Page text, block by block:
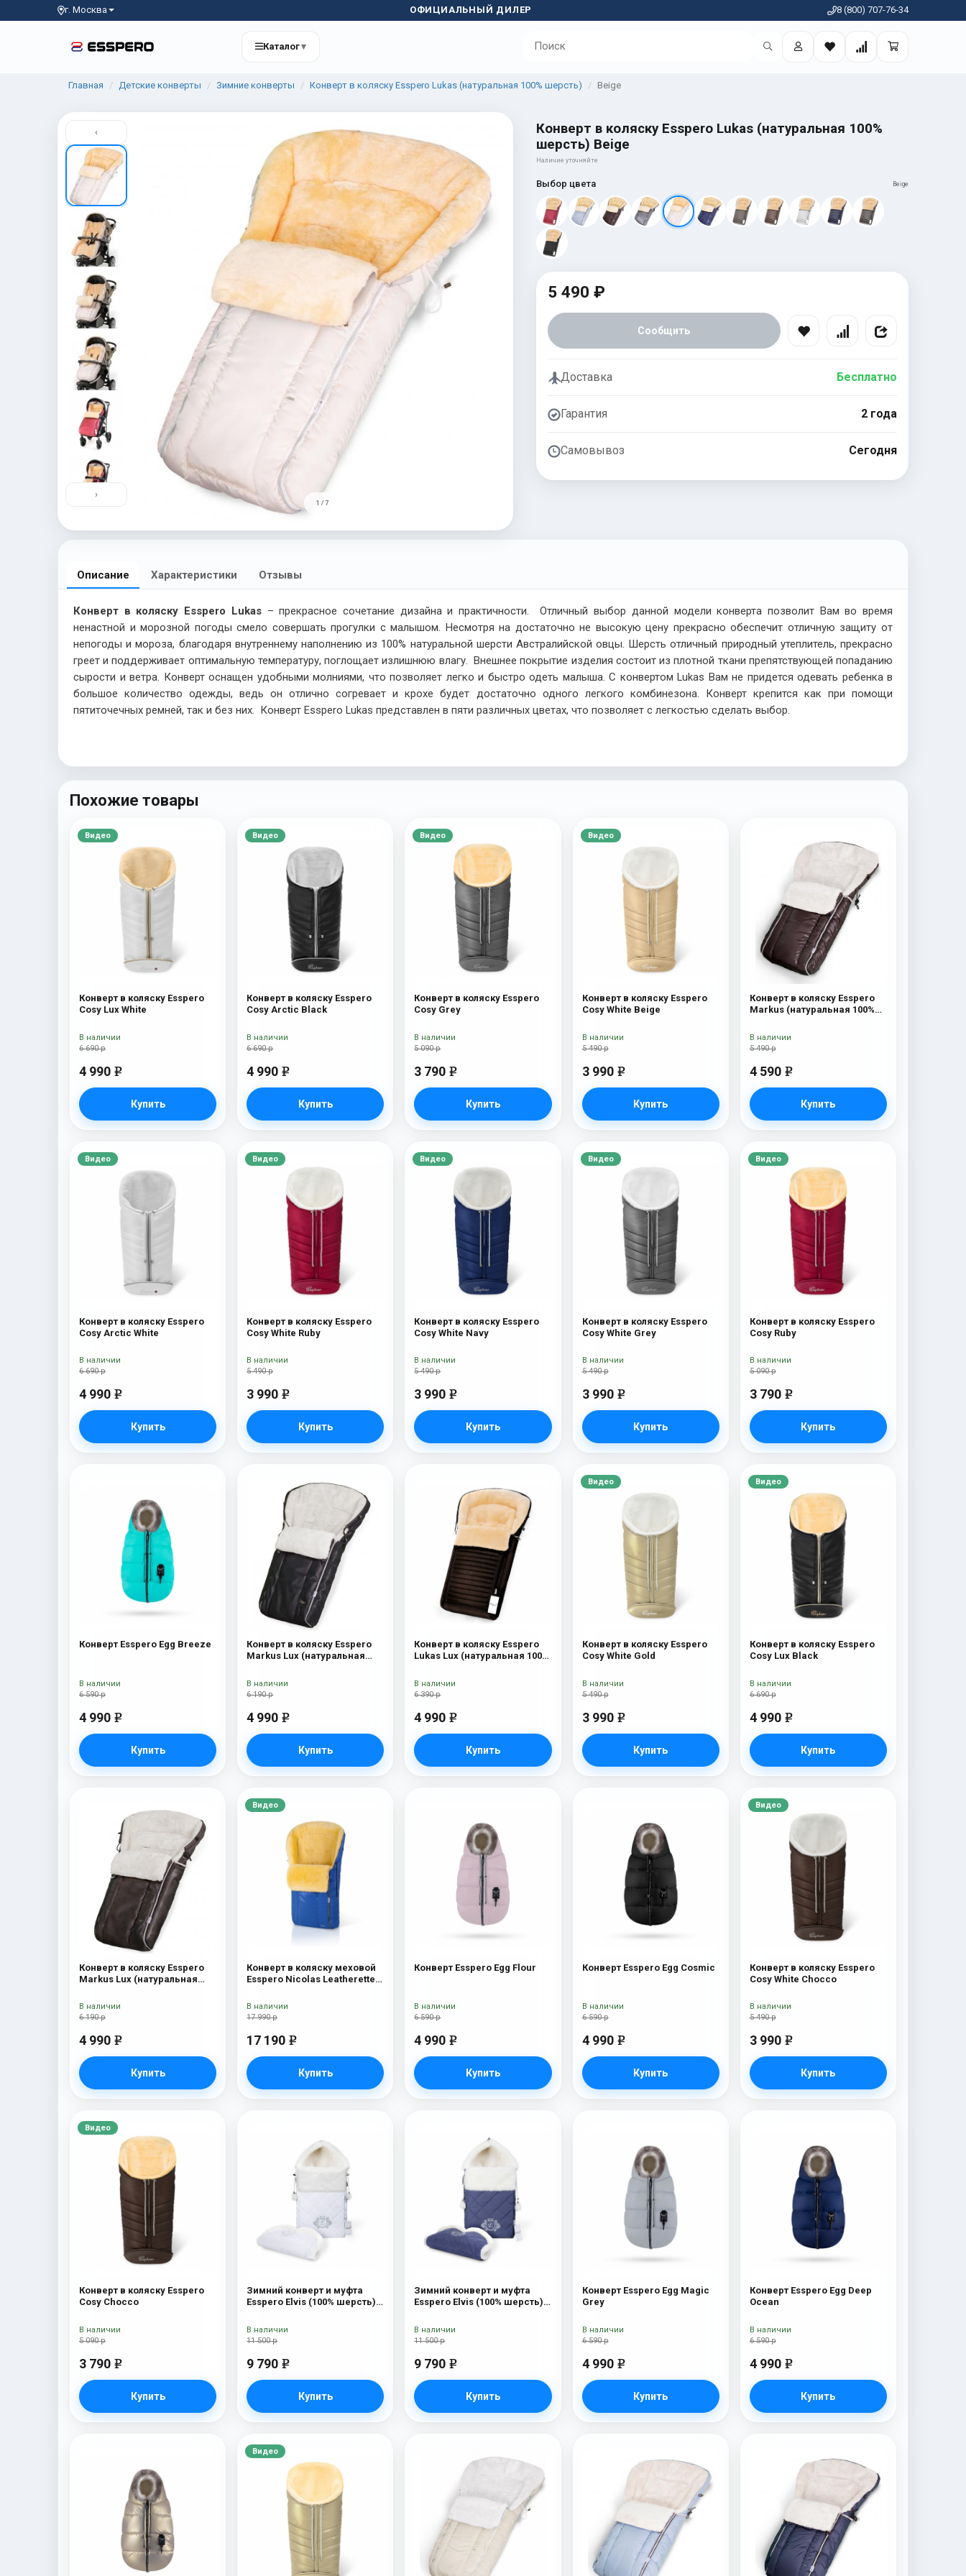
г. Москва ОФИЦИАЛЬНЫЙ ДИЛЕР 8 (800) 707-76-34
Каталог▾
Главная Детские конверты Зимние конверты Конверт в коляску Esspero Lukas (натуральная 100% шерсть) Beige
‹
›
1 / 7
Конверт в коляску Esspero Lukas (натуральная 100%
шерсть) Beige
Наличие уточняйте
Выбор цвета Beige
5 490 ₽
Сообщить
Доставка Бесплатно
Гарантия 2 года
Самовывоз Сегодня
Описание Характеристики Отзывы
Конверт в коляску Esspero Lukas– прекрасное сочетание дизайна и практичности. Отличный выбор данной модели конверта позволит Вам во время
ненастной и морозной погоды смело совершать прогулки с малышом. Несмотря на достаточно не высокую цену прекрасно обеспечит отличную защиту от
непогоды и мороза, благодаря внутреннему наполнению из 100% натуральной шерсти Австралийской овцы. Шерсть отличный природный утеплитель, прекрасно
греет и поддерживает оптимальную температуру, поглощает излишнюю влагу. Внешнее покрытие изделия состоит из плотной ткани препятствующей попаданию
сырости и ветра. Конверт оснащен удобными молниями, что позволяет легко и быстро одеть малыша. С конвертом Lukas Вам не придется одевать ребенка в
большое количество одежды, ведь он отлично согревает и крохе будет достаточно одного легкого комбинезона. Конверт крепится как при помощи
пятиточечных ремней, так и без них. Конверт Esspero Lukas представлен в пяти различных цветах, что позволяет с легкостью сделать выбор.
Похожие товары
Видео
Конверт в коляску Esspero
Cosy Lux White
6 690 р
4 990 e
Купить
В наличии
Видео
Конверт в коляску Esspero
Cosy Arctic Black
6 690 р
4 990 e
Купить
В наличии
Видео
Конверт в коляску Esspero
Cosy Grey
5 090 р
3 790 e
Купить
В наличии
Видео
Конверт в коляску Esspero
Cosy White Beige
5 490 р
3 990 e
Купить
В наличии
Конверт в коляску Esspero
Markus (натуральная 100%
5 490 р
4 590 e
Купить
В наличии
Видео
Конверт в коляску Esspero
Cosy Arctic White
6 690 р
4 990 e
Купить
В наличии
Видео
Конверт в коляску Esspero
Cosy White Ruby
5 490 р
3 990 e
Купить
В наличии
Видео
Конверт в коляску Esspero
Cosy White Navy
5 490 р
3 990 e
Купить
В наличии
Видео
Конверт в коляску Esspero
Cosy White Grey
5 490 р
3 990 e
Купить
В наличии
Видео
Конверт в коляску Esspero
Cosy Ruby
5 090 р
3 790 e
Купить
В наличии
Конверт Esspero Egg Breeze
6 590 р
4 990 e
Купить
В наличии
Конверт в коляску Esspero
Markus Lux (натуральная
6 190 р
4 990 e
Купить
В наличии
Конверт в коляску Esspero
Lukas Lux (натуральная 100%
6 390 р
4 990 e
Купить
В наличии
Видео
Конверт в коляску Esspero
Cosy White Gold
5 490 р
3 990 e
Купить
В наличии
Видео
Конверт в коляску Esspero
Cosy Lux Black
6 690 р
4 990 e
Купить
В наличии
Конверт в коляску Esspero
Markus Lux (натуральная
6 190 р
4 990 e
Купить
В наличии
Видео
Конверт в коляску меховой
Esspero Nicolas Leatherette
17 990 р
17 190 e
Купить
В наличии
Конверт Esspero Egg Flour
6 590 р
4 990 e
Купить
В наличии
Конверт Esspero Egg Cosmic
6 590 р
4 990 e
Купить
В наличии
Видео
Конверт в коляску Esspero
Cosy White Chocco
5 490 р
3 990 e
Купить
В наличии
Видео
Конверт в коляску Esspero
Cosy Chocco
5 090 р
3 790 e
Купить
В наличии
Зимний конверт и муфта
Esspero Elvis (100% шерсть)
11 500 р
9 790 e
Купить
В наличии
Зимний конверт и муфта
Esspero Elvis (100% шерсть)
11 500 р
9 790 e
Купить
В наличии
Конверт Esspero Egg Magic
Grey
6 590 р
4 990 e
Купить
В наличии
Конверт Esspero Egg Deep
Ocean
6 590 р
4 990 e
Купить
В наличии
Видео